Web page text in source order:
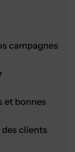
campagnes
et bonnes
clients